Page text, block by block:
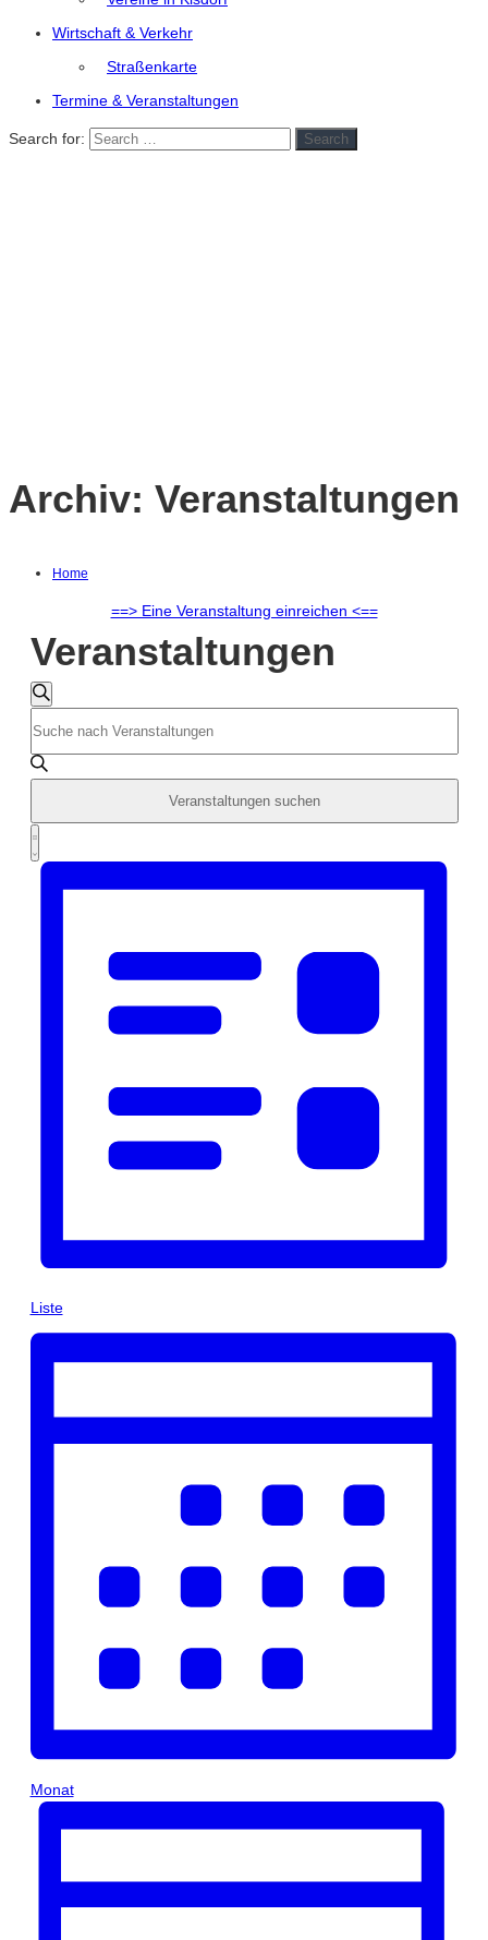
Wirtschaft & Verkehr
Straßenkarte
Termine & Veranstaltungen
Search for: Search
Archiv: Veranstaltungen
Home
==> Eine Veranstaltung einreichen <==
Veranstaltungen
Veranstaltungen
Suche
Ansichten,
Navigation
Suche
Schlüsselwort
eingeben.
Suche
Veranstaltungen
Schlüsselwort.
Veranstaltungen suchen
Veranstaltung
Ansichten-
Zusammenfassung
Liste
Monat